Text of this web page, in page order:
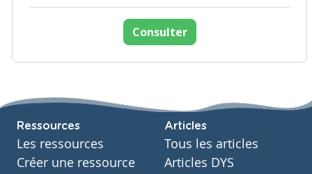
Consulter
Ressources
Les ressources
Créer une ressource
Articles
Tous les articles
Articles DYS